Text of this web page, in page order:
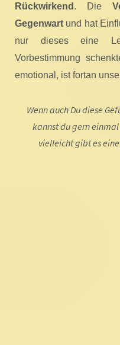
Rückwirkend . Die
Gegenwart und hat
nur dieses eine
Vorbestimmung
emotional, ist fortan
Wenn auch Du diese
kannst du gern einmal
vielleicht gibt es